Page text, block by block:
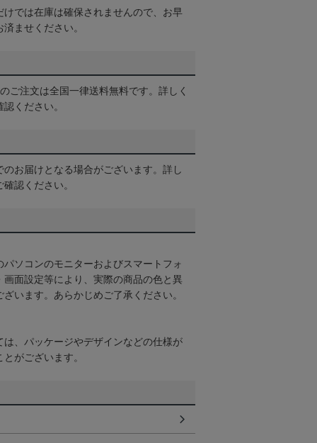
けでは在庫は確保されませんので、お早
ませください。
ご注文は全国一律送料無料です。詳しく
認ください。
お届けとなる場合がございます。詳し
確認ください。
ソコンのモニターおよびスマートフォ
画面設定等により、実際の商品の色と異
います。あらかじめご了承ください。
は、パッケージやデザインなどの仕様が
がございます。